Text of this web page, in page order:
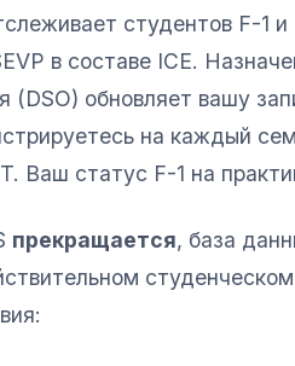
студентов F-1
в составе ICE.
(DSO) обновляет вашу
на каждый
Ваш статус F-1 на
прекращается, база